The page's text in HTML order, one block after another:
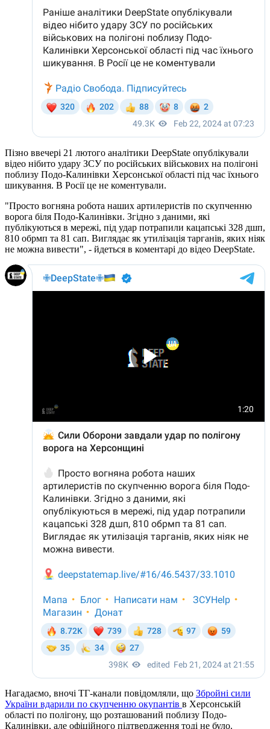
Пізно ввечері 21 лютого аналітики DeepState опублікували
відео нібито удару ЗСУ по російських військових на полігоні
поблизу Подо-Калинівки Херсонської області під час їхнього
шикування. В Росії це не коментували.
"Просто вогняна робота наших артилеристів по скупченню
ворога біля Подо-Калинівки. Згідно з даними, які
публікуються в мережі, під удар потрапили кацапські 328 дшп,
810 обрмп та 81 сап. Виглядає як утилізація тарганів, яких ніяк
не можна вивести", - йдеться в коментарі до відео DeepState.
Нагадаємо, вночі ТГ-канали повідомляли, що Збройні сили
України вдарили по скупченню окупантів в Херсонській
області по полігону, що розташований поблизу Подо-
Калинівки, але офіційного підтвердження тоді не було.